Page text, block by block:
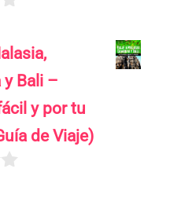
y Bali –
y por tu
de Viaje)